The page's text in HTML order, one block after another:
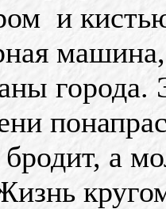
и
города.
а